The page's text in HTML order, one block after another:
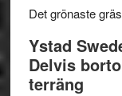
Det grönaste
Ystad
Delvis
terräng